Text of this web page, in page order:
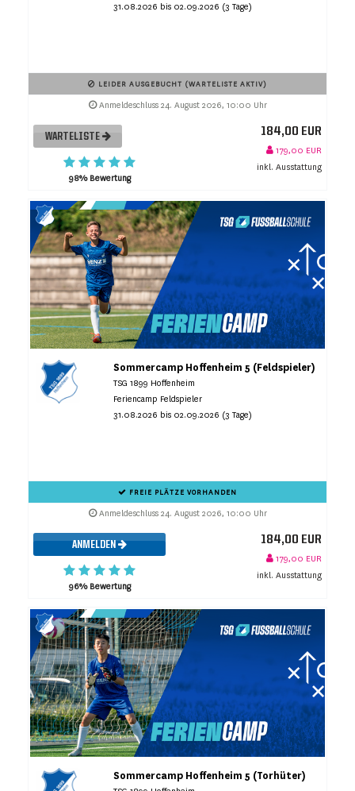
31.08.2026 bis 02.09.2026 (3 Tage)
LEIDER AUSGEBUCHT (WARTELISTE AKTIV)
Anmeldeschluss 24. August 2026, 10:00 Uhr
WARTELISTE
98% Bewertung
184,00 EUR
179,00 EUR
inkl. Ausstattung
Sommercamp Hoffenheim 5 (Feldspieler)
TSG 1899 Hoffenheim
Feriencamp Feldspieler
31.08.2026 bis 02.09.2026 (3 Tage)
FREIE PLÄTZE VORHANDEN
Anmeldeschluss 24. August 2026, 10:00 Uhr
ANMELDEN
96% Bewertung
184,00 EUR
179,00 EUR
inkl. Ausstattung
Sommercamp Hoffenheim 5 (Torhüter)